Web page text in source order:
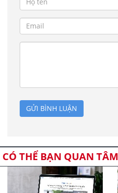
GỬI BÌNH LUẬN
CÓ THỂ BẠN QUAN TÂM